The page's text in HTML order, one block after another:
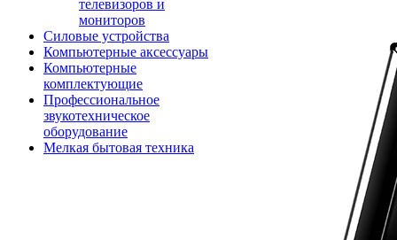
телевизоров и
мониторов
Силовые устройства
Компьютерные аксессуары
Компьютерные
комплектующие
Профессиональное
звукотехническое
оборудование
Мелкая бытовая техника